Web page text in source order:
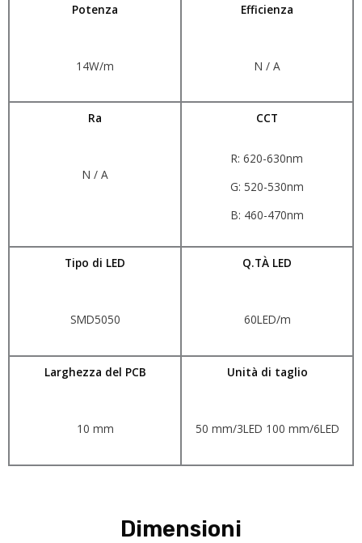
Potenza
14W/m
Efficienza
N / A
Ra
N / A
CCT
R: 620-630nm
G: 520-530nm
B: 460-470nm
Tipo di LED
SMD5050
Q.TÀ LED
60LED/m
Larghezza del PCB
10 mm
Unità di taglio
50 mm/3LED 100 mm/6LED
Dimensioni